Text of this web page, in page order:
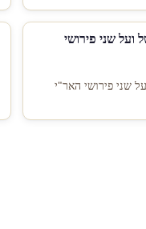
ונמשל ועל שני פירושי
ועל שני פירושי האר"י